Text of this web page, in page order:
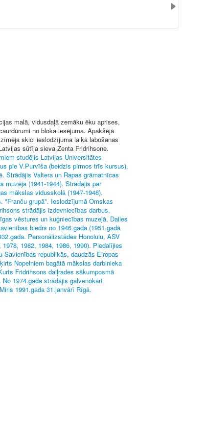
malā, vidusdaļā zemāku ēku aprises,
no bloka iesējuma. Apakšējā
skici ieslodzījuma laikā labošanas
sūtīja sieva Zenta Fridrihsone.
studējis Latvijas Universitātes
pie V.Purvīša (beidzis pirmos trīs kursus).
Strādājis Valtera un Rapas grāmatnīcas
muzejā (1941-1944). Strādājis par
mākslas vidusskolā (1947-1948).
"Franču grupā". Ieslodzījumā Omskas
strādājis izdevniecības darbus,
vēstures un kuģniecības muzejā, Dailes
biedrs no 1946.gada (1951.gadā
Personālizstādes Honolulu, ASV
1982, 1984, 1986, 1990). Piedalījies
republikās, daudzās Eiropas
Nopelniem bagātā mākslas darbinieka
Fridrihsons daiļrades sākumposmā
1974.gada strādājis galvenokārt
1991.gada 31.janvārī Rīgā.